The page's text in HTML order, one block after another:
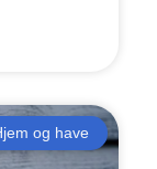
og have